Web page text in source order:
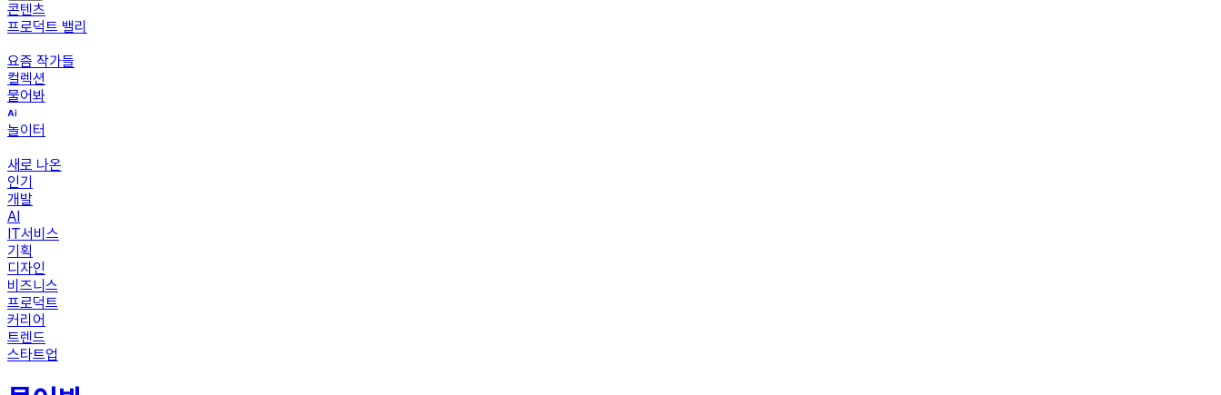
콘텐츠
프로덕트 밸리
요즘 작가들
컬렉션
물어봐
놀이터
새로 나온
인기
개발
AI
IT서비스
기획
디자인
비즈니스
프로덕트
커리어
트렌드
스타트업